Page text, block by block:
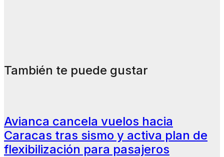
También te puede gustar
Avianca cancela vuelos hacia
Caracas tras sismo y activa plan de
flexibilización para pasajeros